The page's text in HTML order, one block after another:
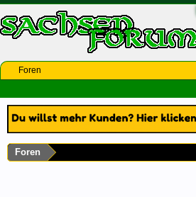
Foren
Foren